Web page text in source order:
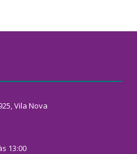
Vila Nova
13:00